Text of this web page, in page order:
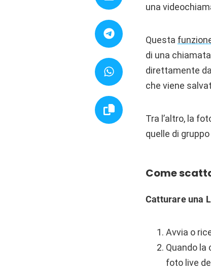
una
Questa
di una
direttamente
che viene
Tra l’altro, la
quelle di
Come
Catturare una
Avvia o
Quando
foto live